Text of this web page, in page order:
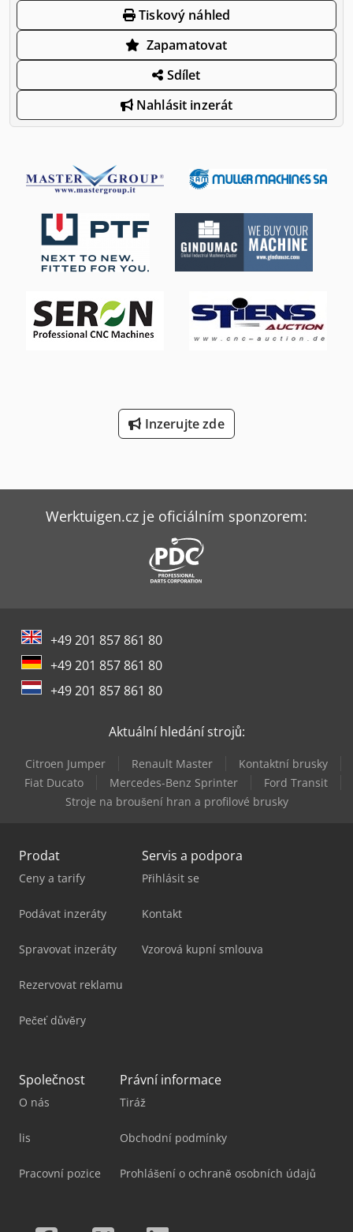
Tiskový náhled
Zapamatovat
Sdílet
Nahlásit inzerát
Inzerujte zde
Werktuigen.cz je oficiálním sponzorem:
+49 201 857 861 80
+49 201 857 861 80
+49 201 857 861 80
Aktuální hledání strojů:
Citroen Jumper Renault Master
Kontaktní brusky
Fiat Ducato
Mercedes-Benz Sprinter
Ford Transit
Stroje na broušení hran a profilové brusky
Prodat
Ceny a tarify
Podávat inzeráty
Spravovat inzeráty
Rezervovat reklamu
Pečeť důvěry
Servis a podpora
Přihlásit se
Kontakt
Vzorová kupní smlouva
Společnost
O nás
lis
Pracovní pozice
Právní informace
Tiráž
Obchodní podmínky
Prohlášení o ochraně osobních údajů